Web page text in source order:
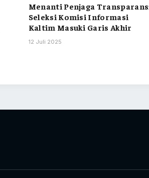
Menanti Penjaga
Seleksi Komisi Informasi
Kaltim Masuki Garis Akhir
12 Juli 2025